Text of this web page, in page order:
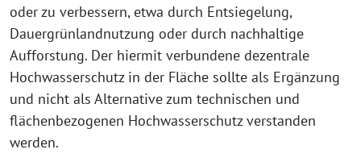
oder zu verbessern, etwa durch Entsiegelung,
Dauergrünlandnutzung oder durch nachhaltige
Aufforstung. Der hiermit verbundene dezentrale
Hochwasserschutz in der Fläche sollte als Ergänzung
und nicht als Alternative zum technischen und
flächenbezogenen Hochwasserschutz verstanden
werden.